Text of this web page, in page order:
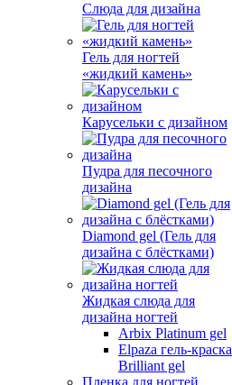
Слюда для дизайна
Гель для ногтей
«жидкий камень»
Карусельки с дизайном
Пудра для песочного
дизайна
Diamond gel (Гель для
дизайна с блёстками)
Жидкая слюда для
дизайна ногтей
Arbix Platinum gel
Elpaza гель-краска
Brilliant gel
Пленка для ногтей